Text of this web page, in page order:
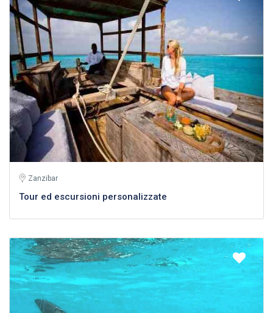
Zanzibar
Tour ed escursioni personalizzate